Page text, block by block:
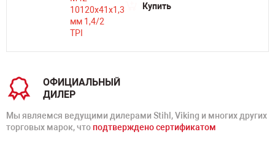
Купить
ОФИЦИАЛЬНЫЙ
ДИЛЕР
Мы являемся ведущими дилерами Stihl, Viking и многих других
торговых марок, что подтверждено сертификатом